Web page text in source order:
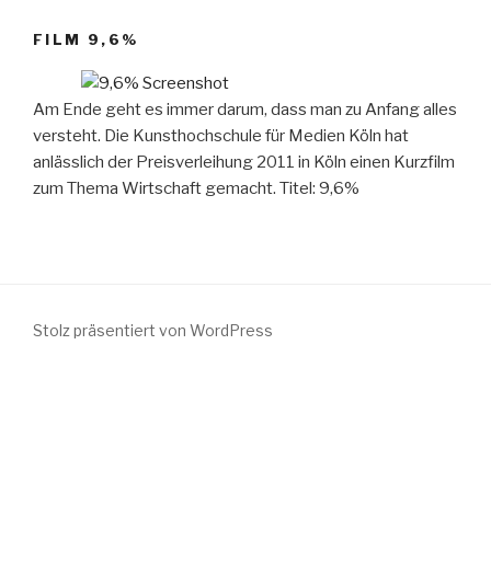
FILM 9,6%
Am Ende geht es immer darum, dass man zu Anfang alles
versteht. Die Kunsthochschule für Medien Köln hat
anlässlich der Preisverleihung 2011 in Köln einen Kurzfilm
zum Thema Wirtschaft gemacht. Titel: 9,6%
Stolz präsentiert von WordPress